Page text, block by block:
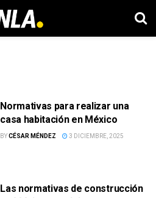
Normativas para realizar una
casa habitación en México
BYCÉSAR MÉNDEZ 3 DICIEMBRE, 2025
Las normativas de construcción